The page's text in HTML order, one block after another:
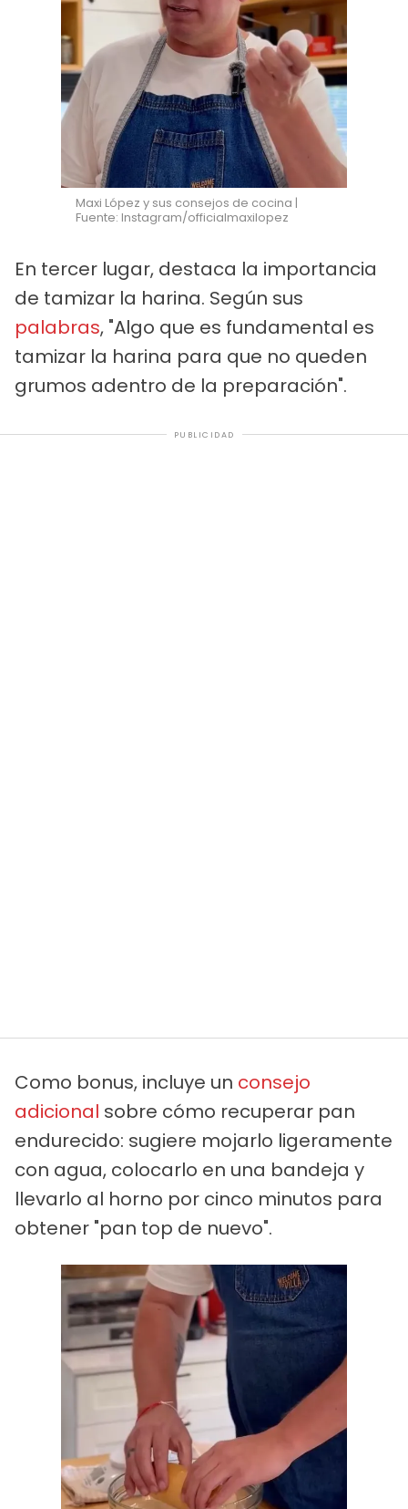
Maxi López y sus consejos de cocina |
Fuente: Instagram/officialmaxilopez
En tercer lugar, destaca la importancia
de tamizar la harina. Según sus
palabras, "Algo que es fundamental es
tamizar la harina para que no queden
grumos adentro de la preparación".
PUBLICIDAD
Como bonus, incluye un consejo
adicional sobre cómo recuperar pan
endurecido: sugiere mojarlo ligeramente
con agua, colocarlo en una bandeja y
llevarlo al horno por cinco minutos para
obtener "pan top de nuevo".